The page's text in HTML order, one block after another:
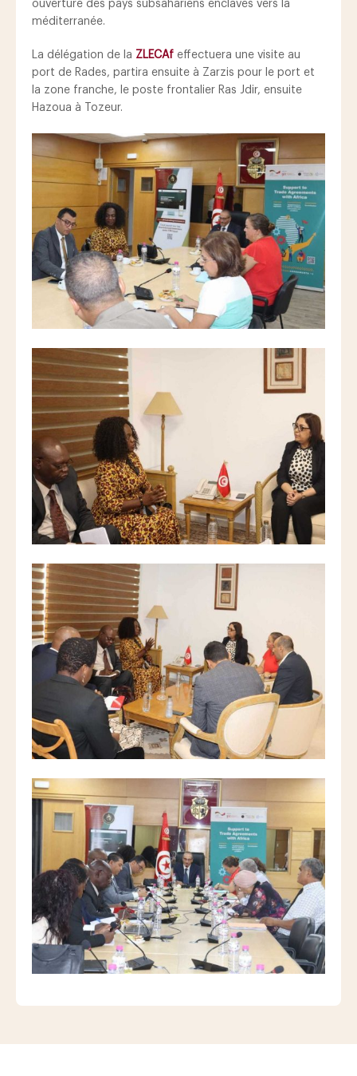
ouverture des pays subsahariens enclavés vers la
méditerranée.
La délégation de la ZLECAf effectuera une visite au
port de Rades, partira ensuite à Zarzis pour le port et
la zone franche, le poste frontalier Ras Jdir, ensuite
Hazoua à Tozeur.